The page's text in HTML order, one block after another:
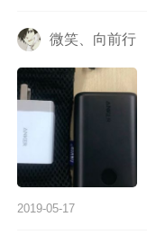
微笑、向前行
2019-05-17